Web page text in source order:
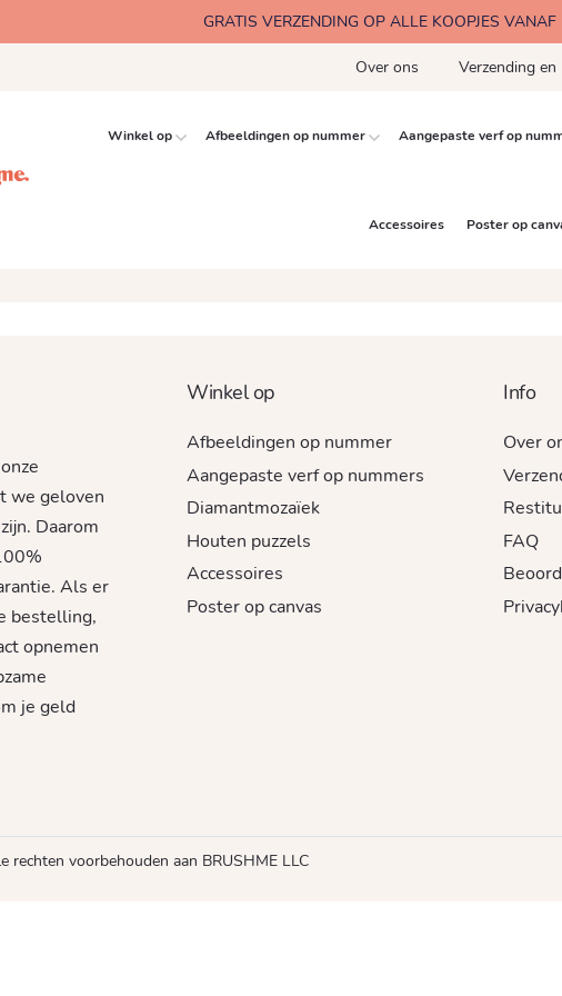
GRATIS VERZENDING OP ALLE KOOPJES
Over ons Verzending
Winkel op Afbeeldingen op nummer Aangepaste verf op
Accessoires Poster op
we geloven
Daarom
Als er
bestelling,
opnemen
je geld
Winkel op
Afbeeldingen op nummer
Aangepaste verf op nummers
Diamantmozaïek
Houten puzzels
Accessoires
Poster op canvas
Info
Over
FAQ
voorbehouden aan BRUSHME LLC